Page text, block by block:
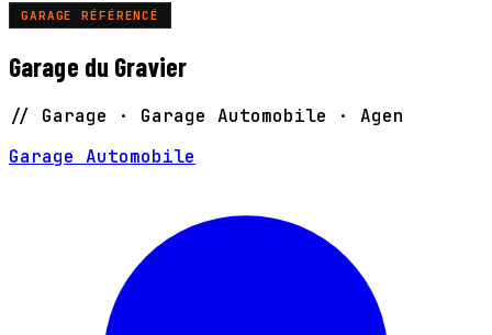
GARAGE RÉFÉRENCÉ
Garage du Gravier
// Garage · Garage Automobile · Agen
Garage Automobile